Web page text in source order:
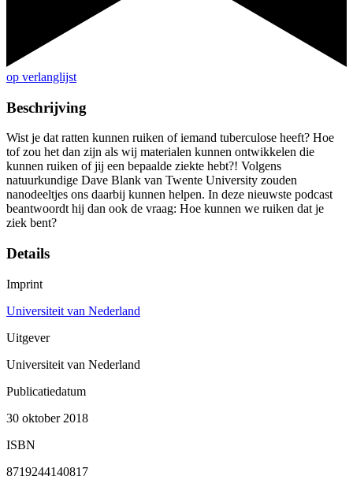
op verlanglijst
Beschrijving
Wist je dat ratten kunnen ruiken of iemand tuberculose heeft? Hoe
tof zou het dan zijn als wij materialen kunnen ontwikkelen die
kunnen ruiken of jij een bepaalde ziekte hebt?! Volgens
natuurkundige Dave Blank van Twente University zouden
nanodeeltjes ons daarbij kunnen helpen. In deze nieuwste podcast
beantwoordt hij dan ook de vraag: Hoe kunnen we ruiken dat je
ziek bent?
Details
Imprint
Universiteit van Nederland
Uitgever
Universiteit van Nederland
Publicatiedatum
30 oktober 2018
ISBN
8719244140817